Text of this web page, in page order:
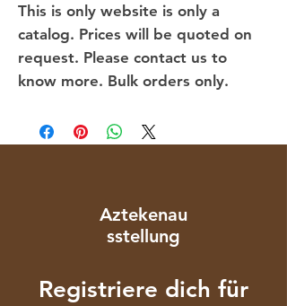
This is only website is only a
catalog. Prices will be quoted on
request. Please contact us to
know more. Bulk orders only.
Aztekenau
sstellung
Registriere dich für